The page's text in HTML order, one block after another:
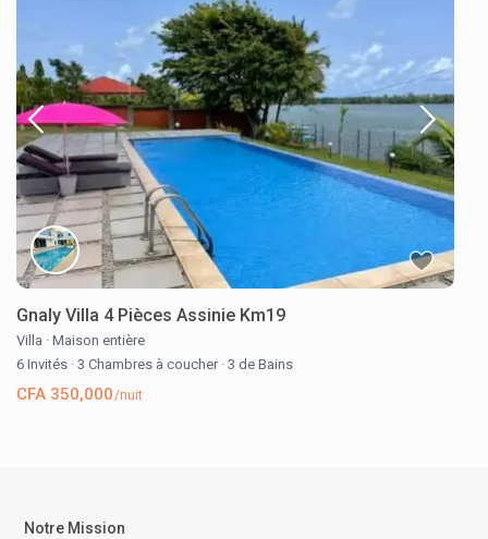
Gnaly Villa 4 Pièces Assinie Km19
Villa · Maison entière
6 Invités · 3 Chambres à coucher · 3 de Bains
CFA 350,000/nuit
Notre Mission